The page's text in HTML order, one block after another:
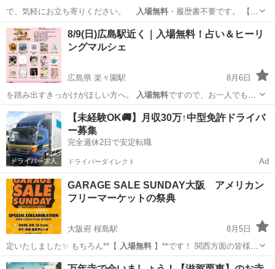
で、気軽にお立ち寄りください。
入場無料・履歴書不要です。 【対
象】 …
神奈川 平塚市 平塚駅 展示会 会場
8/9(日)広島駅近く｜入場無料！占い＆ヒーリ
ングマルシェ
広島県 楽々園駅
8月6日
を踏み出すきっかけがほしい方へ。
入場無料ですので、お一人でも、
お友達やご家族…
広島 広島市 楽々園駅 ワークショップ 会場
【未経験OK🚚】月収30万↑中型免許ドライバ
ー募集
完全週休2日で安定転職
ドライバーダイレクト Ad
GARAGE SALE SUNDAY大阪 アメリカン
フリーマーケットの祭典
大阪府 桜島駅
8月5日
定いたしました✨ もちろん**【 入場無料】**です！ 関西方面の皆様、
そ…
大阪 大阪市 桜島駅 フリーマーケット ブース